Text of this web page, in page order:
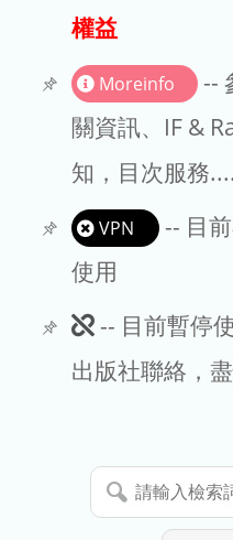
文
權益
Moreinfo
--
關資訊、IF &
知，目次服務
VPN
-- 目
使用
此
期
暫
停
-- 目前暫停
出版社聯絡，
請
輸